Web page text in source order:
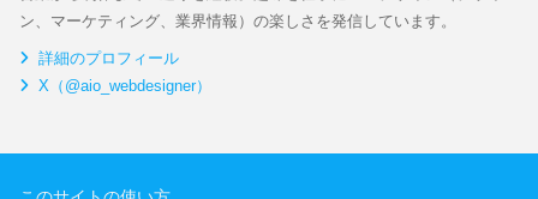
ン、マーケティング、業界情報）の楽しさを発信しています。
詳細のプロフィール
X（@aio_webdesigner）